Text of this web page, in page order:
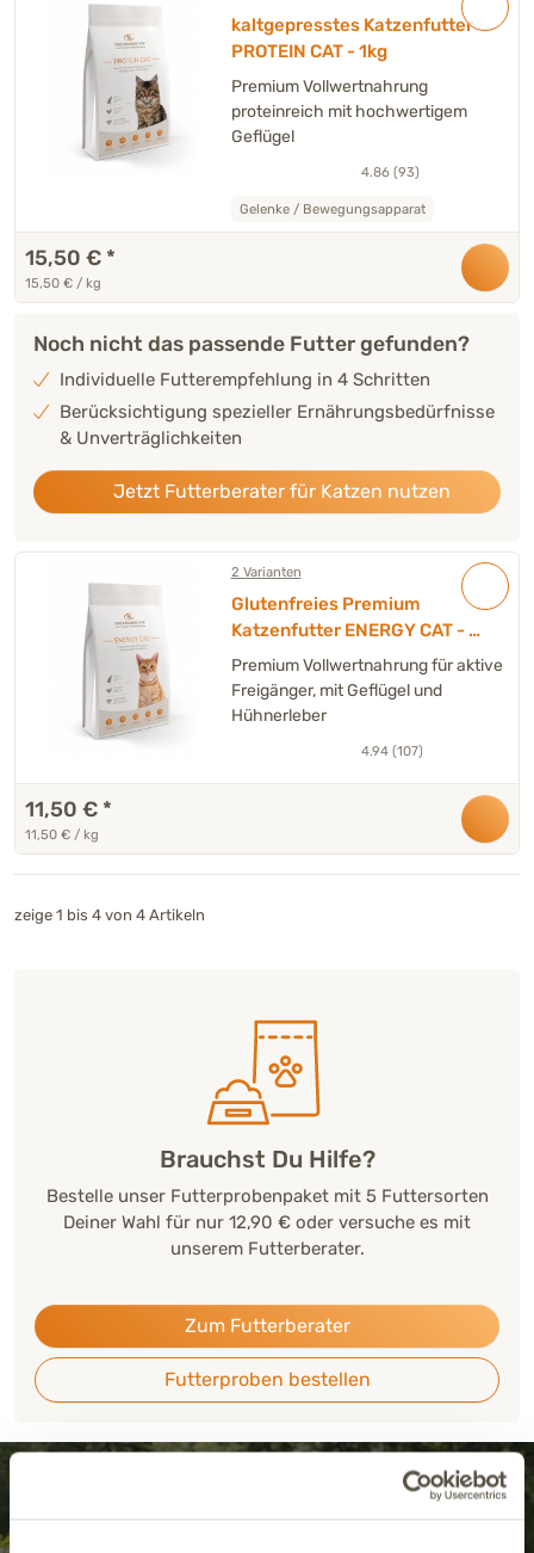
kaltgepresstes Katzenfutter
PROTEIN CAT - 1kg
Premium Vollwertnahrung
proteinreich mit hochwertigem
Geflügel
4.86 (93)
Gelenke / Bewegungsapparat
15,50 € *
15,50 € / kg
Noch nicht das passende Futter gefunden?
Individuelle Futterempfehlung in 4 Schritten
Berücksichtigung spezieller Ernährungsbedürfnisse
& Unverträglichkeiten
Jetzt Futterberater für Katzen nutzen
2 Varianten
Glutenfreies Premium
Katzenfutter ENERGY CAT - 1
kg
Premium Vollwertnahrung für aktive
Freigänger, mit Geflügel und
Hühnerleber
4.94 (107)
11,50 € *
11,50 € / kg
zeige 1 bis 4 von 4 Artikeln
Brauchst Du Hilfe?
Bestelle unser Futterprobenpaket mit 5 Futtersorten
Deiner Wahl für nur 12,90 € oder versuche es mit
unserem Futterberater.
Zum Futterberater
Futterproben bestellen